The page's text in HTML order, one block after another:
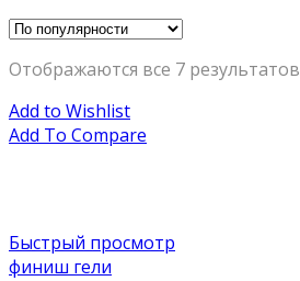
Отображаются все 7 результатов
Add to Wishlist
Add To Compare
Быстрый просмотр
финиш гели